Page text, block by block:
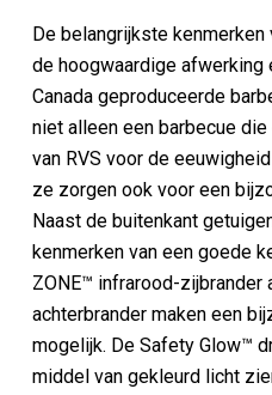
De belangrijkste
de hoogwaardige afwerking
Canada geproduceerde
niet alleen een barbecue
van RVS voor de
ze zorgen ook voor een
Naast de buitenkant
kenmerken van een goede
ZONE™ infrarood-zijbrander
achterbrander maken een
mogelijk. De Safety Glow™
middel van gekleurd licht